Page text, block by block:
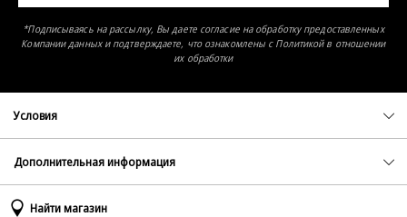
*Подписываясь на рассылку, Вы даете согласие на обработку предоставленных
Компании данных и подтверждаете, что ознакомлены с Политикой в отношении
их обработки
Условия
Политика конфиденциальности
Оферта
Дополнительная информация
Доставка и оплата
Таблица размеров
Найти магазин